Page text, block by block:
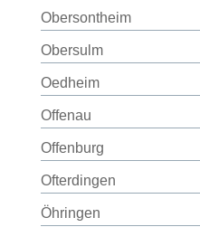
Obersontheim
Obersulm
Oedheim
Offenau
Offenburg
Ofterdingen
Öhringen